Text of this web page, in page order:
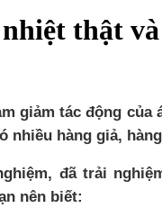
thật
giảm tác động
nhiều hàng giả,
đã trải
nên biết: